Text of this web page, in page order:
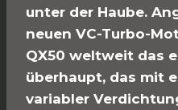
unter der Haube.
neuen VC-Turbo-
QX50 weltweit das
überhaupt, das mit
variabler